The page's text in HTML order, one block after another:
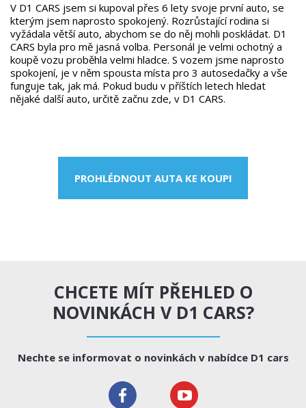
V D1 CARS jsem si kupoval přes 6 lety svoje první auto, se
kterým jsem naprosto spokojený. Rozrůstající rodina si
vyžádala větší auto, abychom se do něj mohli poskládat. D1
CARS byla pro mě jasná volba. Personál je velmi ochotný a
koupě vozu proběhla velmi hladce. S vozem jsme naprosto
spokojení, je v něm spousta místa pro 3 autosedačky a vše
funguje tak, jak má. Pokud budu v příštích letech hledat
nějaké další auto, určitě začnu zde, v D1 CARS.
PROHLÉDNOUT AUTA KE KOUPI
CHCETE MÍT PŘEHLED O
NOVINKÁCH V D1 CARS?
Nechte se informovat o novinkách v nabídce D1 cars